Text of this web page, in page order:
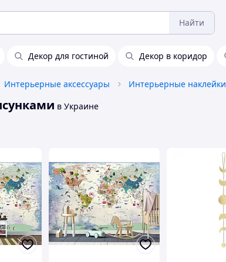
Найти
Декор для гостиной Декор в коридор
Интерьерные аксессуары Интерьерные наклейки
в Украине